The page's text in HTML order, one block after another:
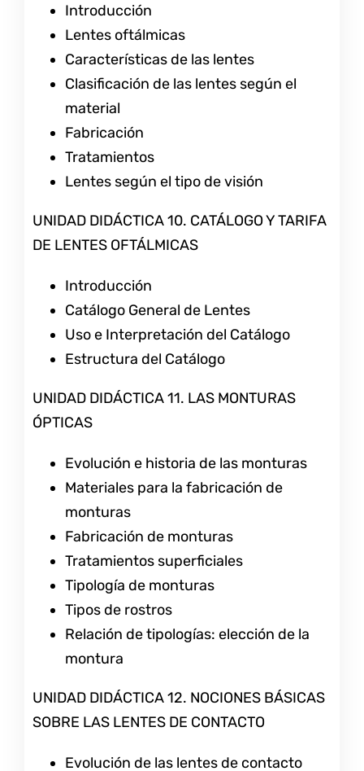
Introducción
Lentes oftálmicas
Características de las lentes
Clasificación de las lentes según el
material
Fabricación
Tratamientos
Lentes según el tipo de visión
UNIDAD DIDÁCTICA 10. CATÁLOGO Y TARIFA
DE LENTES OFTÁLMICAS
Introducción
Catálogo General de Lentes
Uso e Interpretación del Catálogo
Estructura del Catálogo
UNIDAD DIDÁCTICA 11. LAS MONTURAS
ÓPTICAS
Evolución e historia de las monturas
Materiales para la fabricación de
monturas
Fabricación de monturas
Tratamientos superficiales
Tipología de monturas
Tipos de rostros
Relación de tipologías: elección de la
montura
UNIDAD DIDÁCTICA 12. NOCIONES BÁSICAS
SOBRE LAS LENTES DE CONTACTO
Evolución de las lentes de contacto